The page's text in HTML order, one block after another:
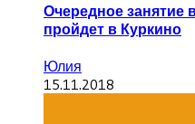
Очередное занятие
пройдет в Куркино
Юлия
15.11.2018